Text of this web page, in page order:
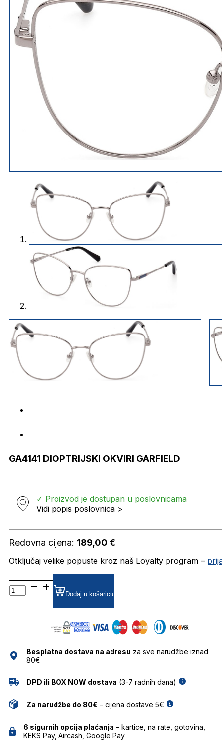
GA4141 DIOPTRIJSKI OKVIRI GARFIELD
✓ Proizvod je dostupan u poslovnicama
Vidi popis poslovnica >
Redovna cijena: 189,00 €
Otključaj velike popuste kroz naš Loyalty program –
GA4141 DIOPTRIJSKI
OKVIRI
GARFIELD
Dodaj u košaricu
Besplatna dostava na adresu za sve narudžbe iznad
80€
DPD ili BOX NOW dostava (3-7 radnih dana)
Za narudžbe do 80€ – cijena dostave 5€
6 sigurnih opcija plaćanja – kartice, na rate, gotovina,
KEKS Pay, Aircash, Google Pay